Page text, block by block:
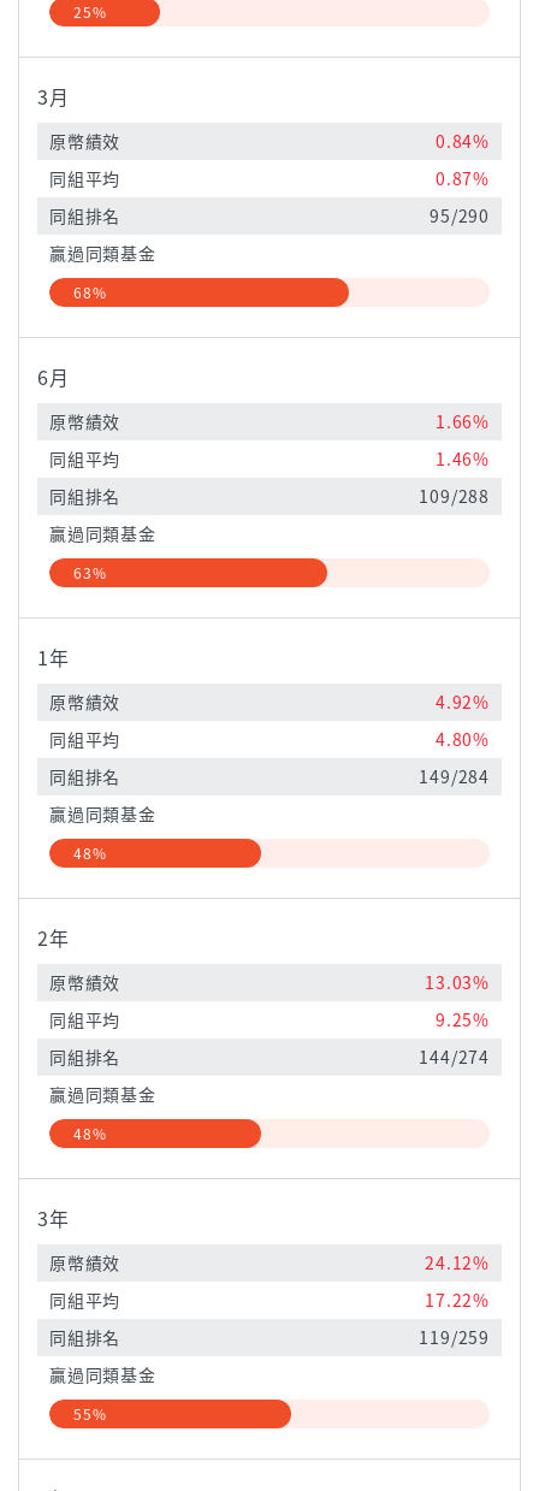
25%
3月
原幣績效
0.84%
同組平均
0.87%
同組排名
95/290
贏過同類基金
68%
6月
原幣績效
1.66%
同組平均
1.46%
同組排名
109/288
贏過同類基金
63%
1年
原幣績效
4.92%
同組平均
4.80%
同組排名
149/284
贏過同類基金
48%
2年
原幣績效
13.03%
同組平均
9.25%
同組排名
144/274
贏過同類基金
48%
3年
原幣績效
24.12%
同組平均
17.22%
同組排名
119/259
贏過同類基金
55%